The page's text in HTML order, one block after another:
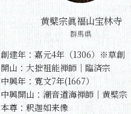
黄檗宗眞福山宝林寺
群馬県
創建年：嘉元4年（1306）※草創
開山：大拙祖能禅師｜臨済宗
中興年：寛文7年(1667）
中興開山：潮音道海禅師｜黄檗宗
本尊：釈迦如来像